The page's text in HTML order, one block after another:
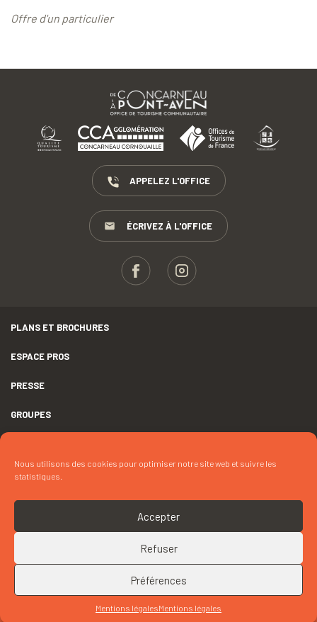
Nous utilisons des cookies pour optimiser notre site web et suivre les
statistiques.
Accepter
Refuser
Préférences
Mentions légalesMentions légales
Offre d'un particulier
CONTACTEZ « M. LOLLIEROU »
APPELEZ L'OFFICE
ÉCRIVEZ À L'OFFICE
PLANS ET BROCHURES
ESPACE PROS
PRESSE
GROUPES
DÉCLARATION D’ACCESSIBILITÉ
CRÉDITS
COOKIES
RETOUR EN HAUT